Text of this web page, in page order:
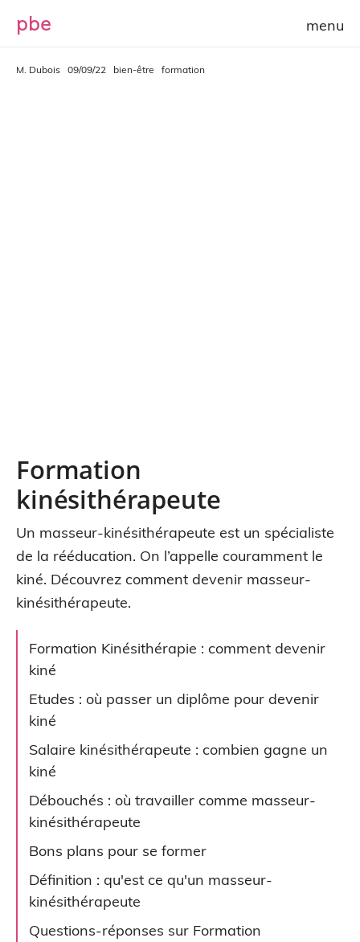
pbe
M. Dubois 09/09/22 bien-être formation
Formation
kinésithérapeute
Un masseur-kinésithérapeute est un spécialiste
de la rééducation. On l’appelle couramment le
kiné. Découvrez comment devenir masseur-
kinésithérapeute.
Formation Kinésithérapie : comment devenir
kiné
Etudes : où passer un diplôme pour devenir
kiné
Salaire kinésithérapeute : combien gagne un
kiné
Débouchés : où travailler comme masseur-
kinésithérapeute
Bons plans pour se former
Définition : qu'est ce qu'un masseur-
kinésithérapeute
Questions-réponses sur Formation